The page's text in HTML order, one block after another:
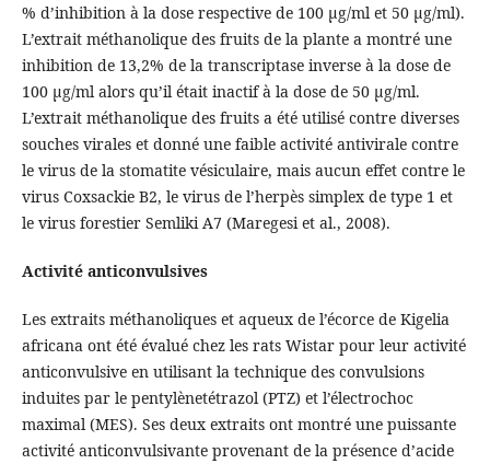
% d’inhibition à la dose respective de 100 µg/ml et 50 µg/ml).
L’extrait méthanolique des fruits de la plante a montré une
inhibition de 13,2% de la transcriptase inverse à la dose de
100 µg/ml alors qu’il était inactif à la dose de 50 µg/ml.
L’extrait méthanolique des fruits a été utilisé contre diverses
souches virales et donné une faible activité antivirale contre
le virus de la stomatite vésiculaire, mais aucun effet contre le
virus Coxsackie B2, le virus de l’herpès simplex de type 1 et
le virus forestier Semliki A7 (Maregesi et al., 2008).
Activité anticonvulsives
Les extraits méthanoliques et aqueux de l’écorce de Kigelia
africana ont été évalué chez les rats Wistar pour leur activité
anticonvulsive en utilisant la technique des convulsions
induites par le pentylènetétrazol (PTZ) et l’électrochoc
maximal (MES). Ses deux extraits ont montré une puissante
activité anticonvulsivante provenant de la présence d’acide